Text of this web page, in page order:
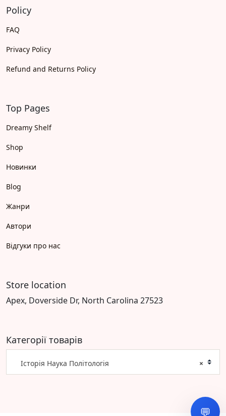
Policy
FAQ
Privacy Policy
Refund and Returns Policy
Top Pages
Dreamy Shelf
Shop
Новинки
Blog
Жанри
Автори
Відгуки про нас
Store location
Apex, Doverside Dr, North Carolina 27523
Категорії товарів
×
Історія Наука Політологія
💬